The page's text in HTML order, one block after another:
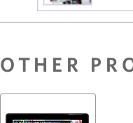
OTHER